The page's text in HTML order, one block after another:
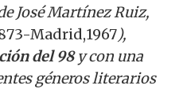
José Martínez Ruiz,
Madrid,1967),
del 98y con una
géneros literarios